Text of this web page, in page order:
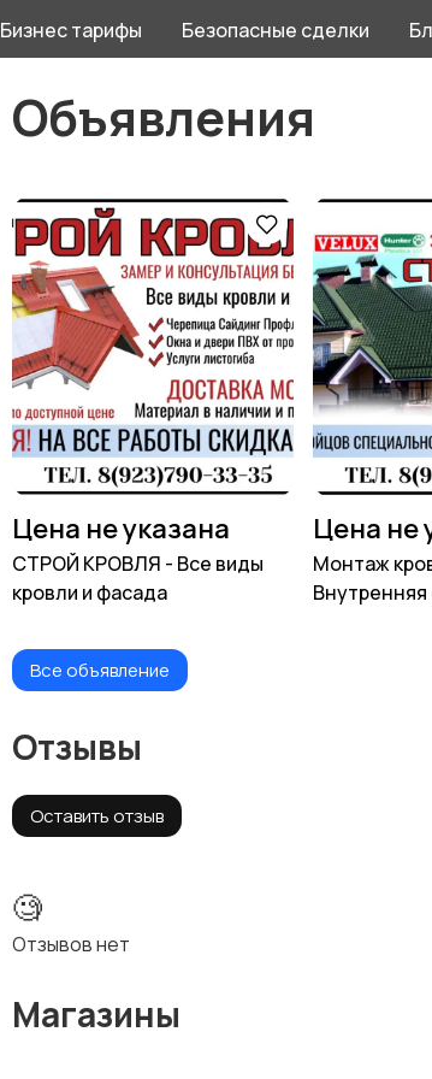
Бизнес тарифы Безопасные сделки
Объявления
Цена не указана
СТРОЙ КРОВЛЯ - Все виды
кровли и фасада
Цена не
Монтаж
Все объявление
Отзывы
Оставить отзыв
🧐
Отзывов нет
Магазины